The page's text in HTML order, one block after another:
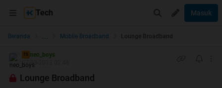
Tech Masuk
Beranda ... Mobile Broadband Lounge Broadband
TS neo_boys
07-03-2013 02:46
Lounge Broadband